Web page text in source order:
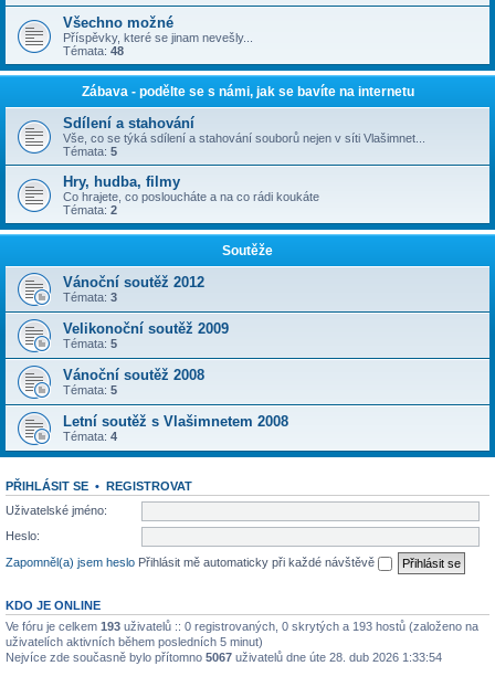
Všechno možné
Příspěvky, které se jinam nevešly...
Témata: 48
Zábava - podělte se s námi, jak se bavíte na internetu
Sdílení a stahování
Vše, co se týká sdílení a stahování souborů nejen v síti Vlašimnet...
Témata: 5
Hry, hudba, filmy
Co hrajete, co posloucháte a na co rádi koukáte
Témata: 2
Soutěže
Vánoční soutěž 2012
Témata: 3
Velikonoční soutěž 2009
Témata: 5
Vánoční soutěž 2008
Témata: 5
Letní soutěž s Vlašimnetem 2008
Témata: 4
PŘIHLÁSIT SE • REGISTROVAT
Uživatelské jméno:
Heslo:
Zapomněl(a) jsem heslo Přihlásit mě automaticky při každé návštěvě
KDO JE ONLINE
Ve fóru je celkem 193 uživatelů :: 0 registrovaných, 0 skrytých a 193 hostů (založeno na
uživatelích aktivních během posledních 5 minut)
Nejvíce zde současně bylo přítomno 5067 uživatelů dne úte 28. dub 2026 1:33:54